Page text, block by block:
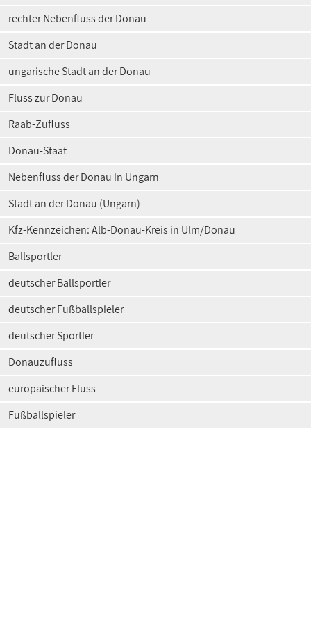
rechter Nebenfluss der Donau
Stadt an der Donau
ungarische Stadt an der Donau
Fluss zur Donau
Raab-Zufluss
Donau-Staat
Nebenfluss der Donau in Ungarn
Stadt an der Donau (Ungarn)
Kfz-Kennzeichen: Alb-Donau-Kreis in Ulm/Donau
Ballsportler
deutscher Ballsportler
deutscher Fußballspieler
deutscher Sportler
Donauzufluss
europäischer Fluss
Fußballspieler